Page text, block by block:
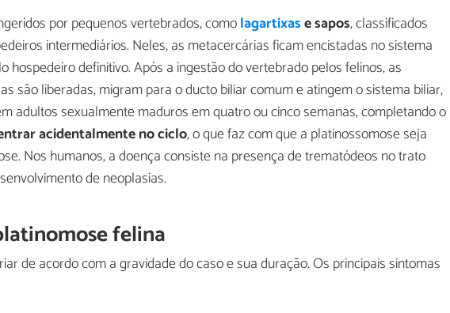
por pequenos vertebrados, comolagartixase sapos, classificados
intermediários. Neles, as metacercárias ficam encistadas no sistema
hospedeiro definitivo. Após a ingestão do vertebrado pelos felinos, as
são liberadas, migram para o ducto biliar comum e atingem o sistema biliar,
adultos sexualmente maduros em quatro ou cinco semanas, completando o
acidentalmente no ciclo, o que faz com que a platinossomose seja
Nos humanos, a doença consiste na presença de trematódeos no trato
de neoplasias.
felina
de acordo com a gravidade do caso e sua duração. Os principais sintomas